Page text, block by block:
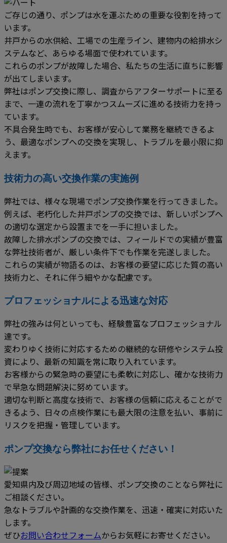
ご存じの通り、ポンプは水を運ぶための重要な役割を持って
います。
井戸からの水供給、工場での生産ライン、建物内の給排水シ
ステムなど、あらゆる場面で使われています。
これらのポンプが故障した場合、私たちの生活に直ちに影響
が出てしまいます。
弊社はポンプ交換に際し、調査からアフターサポートに至る
まで、一連の流れを丁寧かつスムーズに進める技術力を持っ
ています。
不具合発生時でも、お客様が安心して業務を継続できるよ
う、最適なポンプへの交換を実現し、トラブルを最小限に抑
えます。
技術力の高い交換作業の実施例
弊社では、様々な現場でポンプ交換作業を行ってきました。
例えば、老朽化した井戸ポンプの交換では、新しいポンプへ
の適切な選定から設置までを一手に担いました。
故障した排水ポンプの交換では、フィールドでの実績が豊富
な弊社技術者が、厳しい条件下でも作業を完遂しました。
これらの実績が物語るのは、お客様の要望に応じた質の高い
技術力と、それに伴う細やかな配慮です。
プロフェッショナルによる迅速な対応
弊社の強みは何といっても、経験豊富なプロフェッショナル
達です。
変わりゆく技術に対応するための継続的な研修やシステム投
資により、最新の知識を常に取り入れています。
お客様からの緊急時の要望にも柔軟に対応し、確かな技術力
で早急な問題解決に努めています。
適切な判断と高度な技術で、お客様の信頼に応えることがで
きるよう、日々の点検作業にも最大限の注意を払い、事前に
リスクを把握・管理しています。
ポンプ交換なら弊社にお任せください！
愛知県内及び周辺地域の皆様、ポンプ交換のことなら弊社に
ご相談ください。
急なトラブルや計画的な交換作業を、迅速・確実に対応いた
します。
ぜひお問い合わせフォームからお気軽にお寄せください。